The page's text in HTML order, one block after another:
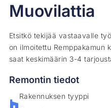
Muovilattia
Etsitkö tekijää vastaavalle
on ilmoitettu Remppakamun
saat keskimäärin 3-4
Remontin tiedot
Rakennuksen tyyppi